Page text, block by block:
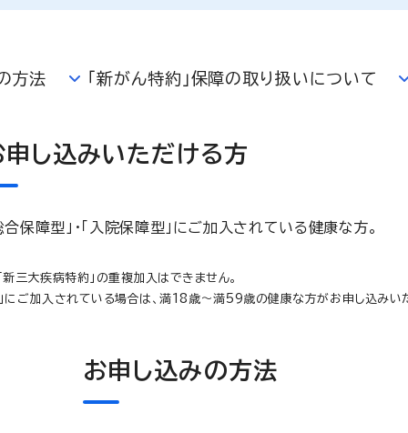
方法 「新がん特約」保障の取り扱いについて
申し込みいただける方
合保障型」・「入院保障型」にご加入されている健康な方。
新三大疾病特約」の重複加入はできません。
」にご加入されている場合は、満18歳～満59歳の健康な方がお申し込みい
お申し込みの方法